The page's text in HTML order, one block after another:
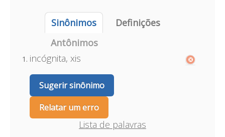
Sinônimos
Definições
Antônimos
incógnita, xis
Sugerir sinônimo
Relatar um erro
Lista de palavras